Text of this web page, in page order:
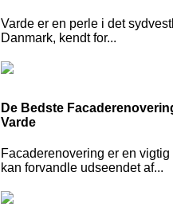
Varde er en perle i det
Danmark, kendt for...
De Bedste
Varde
Facaderenovering er en vigtig
kan forvandle udseendet af...